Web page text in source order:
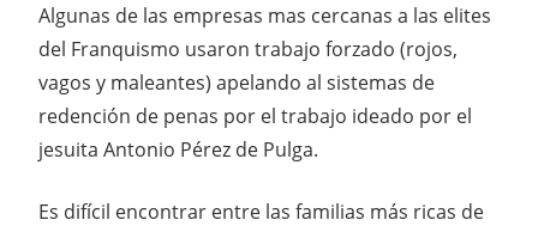
Algunas de las empresas mas cercanas a las elites
del Franquismo usaron trabajo forzado (rojos,
vagos y maleantes) apelando al sistemas de
redención de penas por el trabajo ideado por el
jesuita Antonio Pérez de Pulga.
Es difícil encontrar entre las familias más ricas de